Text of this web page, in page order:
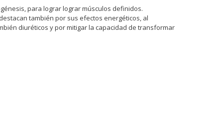
para lograr lograr músculos definidos.
también por sus efectos energéticos, al
diuréticos y por mitigar la capacidad de transformar